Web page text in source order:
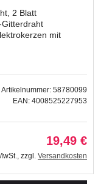
2 Blatt
mit
Artikelnummer: 58780099
EAN: 4008525227953
19,49 €
, zzgl. Versandkosten